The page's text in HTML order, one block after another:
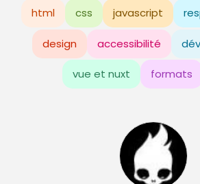
html css javascript
design accessibilité
vue et nuxt formats